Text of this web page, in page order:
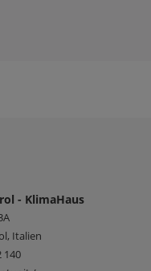
- KlimaHaus
Italien
140